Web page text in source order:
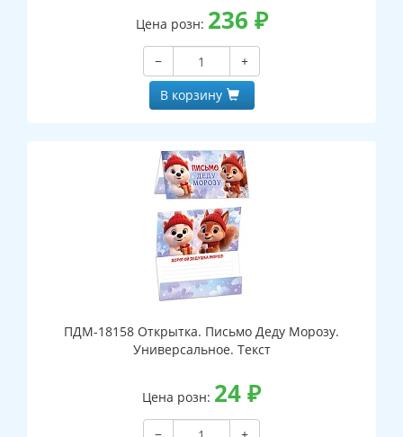
Цена розн: 236 ₽
−
+
В корзину
ПДМ-18158 Открытка. Письмо Деду Морозу.
Универсальное. Текст
Цена розн: 24₽